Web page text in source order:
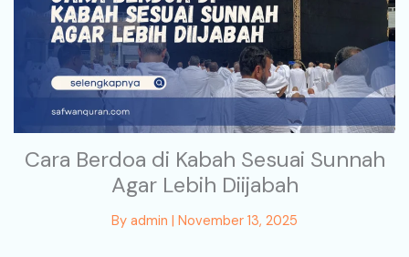
Cara Berdoa di Kabah Sesuai Sunnah
Agar Lebih Diijabah
By admin | November 13, 2025